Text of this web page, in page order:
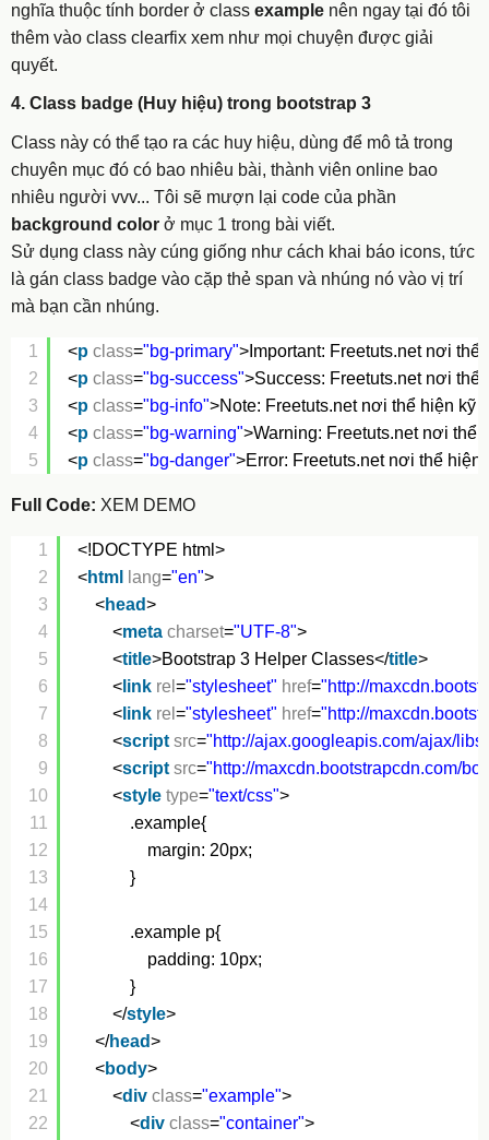
nghĩa thuộc tính border ở class example nên ngay tại đó tôi
thêm vào class clearfix xem như mọi chuyện được giải
quyết.
4. Class badge (Huy hiệu) trong bootstrap 3
Class này có thể tạo ra các huy hiệu, dùng để mô tả trong
chuyên mục đó có bao nhiêu bài, thành viên online bao
nhiêu người vvv... Tôi sẽ mượn lại code của phần
background color ở mục 1 trong bài viết.
Sử dụng class này cúng giống như cách khai báo icons, tức
là gán class badge vào cặp thẻ span và nhúng nó vào vị trí
mà bạn cần nhúng.
1
2
3
4
5
<p class="bg-primary">Important: Freetuts.net nơi
<p class="bg-success">Success: Freetuts.net nơi thể
<p class="bg-info">Note: Freetuts.net nơi thể hiện kỹ
<p class="bg-warning">Warning: Freetuts.net nơi thể
<p class="bg-danger">Error: Freetuts.net nơi thể hiện
Full Code: XEM DEMO
1
2
3
4
5
6
7
8
9
10
11
12
13
14
15
16
17
18
19
20
21
22
<!DOCTYPE html>
<html lang="en">
<head>
<meta charset="UTF-8">
<title>Bootstrap 3 Helper Classes</title>
< link rel ="stylesheet" href="http://
< link rel ="stylesheet" href="http://
<script src="http://ajax.googleapis.com/ajax/
<script src="http://maxcdn.bootstrapcdn.com/
<style type="text/css">
.example{
margin: 20px;
}
.example p{
padding: 10px;
}
</style>
</head>
<body>
<div class="example">
<div class="container">